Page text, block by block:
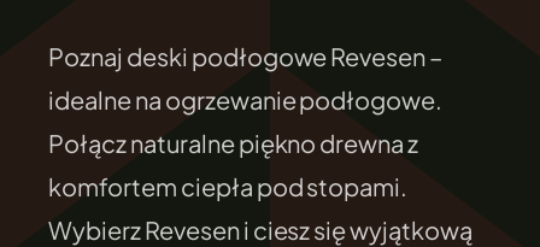
FILEXO
Kontakt
Poznaj deski podłogowe Revesen –
idealne na ogrzewanie podłogowe.
Połącz naturalne piękno drewna z
komfortem ciepła pod stopami.
Wybierz Revesen i ciesz się wyjątkową